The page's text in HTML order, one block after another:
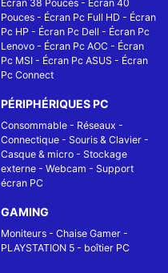
Écran 38 Pouces - Écran 40
Pouces - Écran Pc Full HD - Écran
Pc HP - Écran Pc Dell - Écran Pc
Lenovo - Écran Pc AOC - Écran
Pc MSI - Écran Pc ASUS - Écran
Pc Connect
PÉRIPHÉRIQUES PC
Consommable - Réseaux -
Connectique - Souris & Clavier -
Casque & micro - Stockage
externe - Webcam - Support
écran PC
GAMING
Moniteurs - Chaise Gamer -
PLAYSTATION 5 - boîtier PC